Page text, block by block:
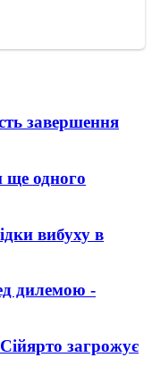
завершення
ще одного
вибуху в
дилемою -
загрожує